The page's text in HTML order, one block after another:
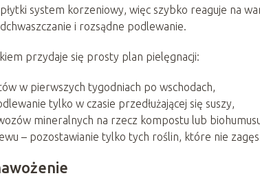
system korzeniowy, więc szybko reaguje na
i rozsądne podlewanie.
przydaje się prosty plan pielęgnacji:
w pierwszych tygodniach po wschodach,
tylko w czasie przedłużającej się suszy,
mineralnych na rzecz kompostu lub
– pozostawianie tylko tych roślin, które nie